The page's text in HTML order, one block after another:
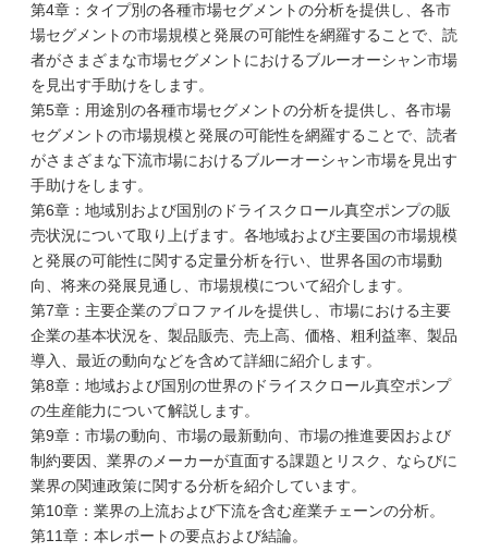
第4章：タイプ別の各種市場セグメントの分析を提供し、各市
場セグメントの市場規模と発展の可能性を網羅することで、読
者がさまざまな市場セグメントにおけるブルーオーシャン市場
を見出す手助けをします。
第5章：用途別の各種市場セグメントの分析を提供し、各市場
セグメントの市場規模と発展の可能性を網羅することで、読者
がさまざまな下流市場におけるブルーオーシャン市場を見出す
手助けをします。
第6章：地域別および国別のドライスクロール真空ポンプの販
売状況について取り上げます。各地域および主要国の市場規模
と発展の可能性に関する定量分析を行い、世界各国の市場動
向、将来の発展見通し、市場規模について紹介します。
第7章：主要企業のプロファイルを提供し、市場における主要
企業の基本状況を、製品販売、売上高、価格、粗利益率、製品
導入、最近の動向などを含めて詳細に紹介します。
第8章：地域および国別の世界のドライスクロール真空ポンプ
の生産能力について解説します。
第9章：市場の動向、市場の最新動向、市場の推進要因および
制約要因、業界のメーカーが直面する課題とリスク、ならびに
業界の関連政策に関する分析を紹介しています。
第10章：業界の上流および下流を含む産業チェーンの分析。
第11章：本レポートの要点および結論。